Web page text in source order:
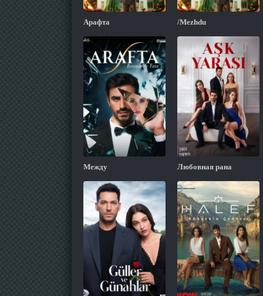
Арафта /Mezhdu
Между Любовная рана